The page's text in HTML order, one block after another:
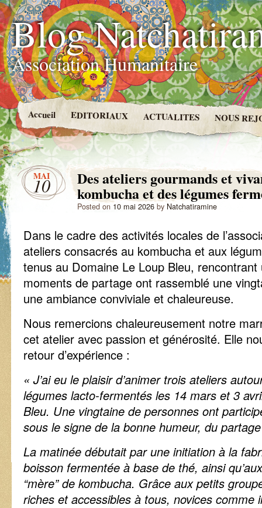
Blog
Association Humanitaire
Accueil EDITORIAUX ACTUALITES NOUS
MAI
10 Des ateliers gourmands et
kombucha et des légumes
Posted on 10 mai 2026 by Natchatiramine
Dans le cadre des activités locales de
ateliers consacrés au kombucha et aux
tenus au Domaine Le Loup Bleu,
moments de partage ont rassemblé une
une ambiance conviviale et chaleureuse.
Nous remercions chaleureusement notre
cet atelier avec passion et générosité. Elle
retour d’expérience :
« J’ai eu le plaisir d’animer trois ateliers
légumes lacto-fermentés les 14 mars et 3
Bleu. Une vingtaine de personnes ont
sous le signe de la bonne humeur, du
La matinée débutait par une initiation à la
boisson fermentée à base de thé, ainsi
“mère” de kombucha. Grâce aux petits
riches et accessibles à tous, novices comme